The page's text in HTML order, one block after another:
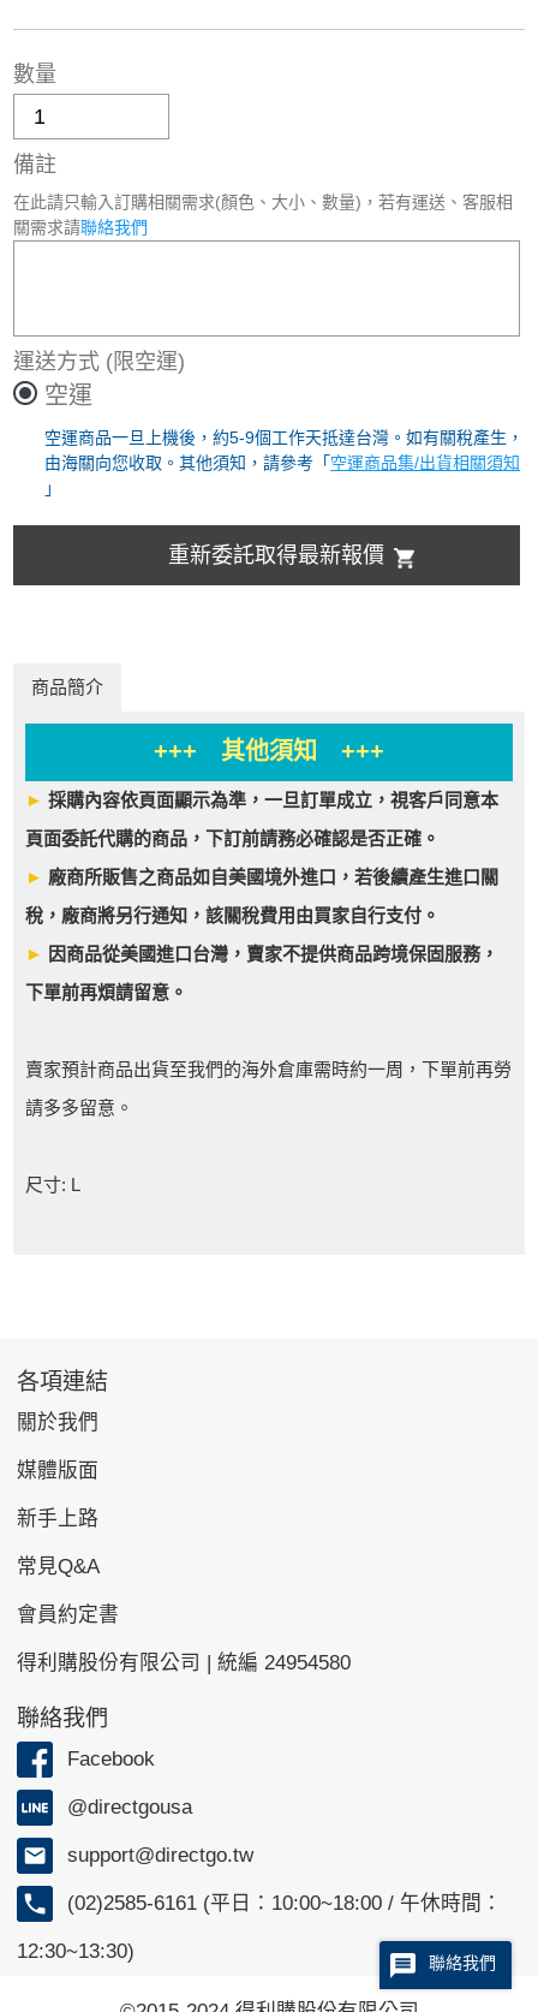
數量
備註
在此請只輸入訂購相關需求(顏色、大小、數量)，若有運送、客服相
關需求請聯絡我們
運送方式 (限空運)
空運
空運商品一旦上機後，約5-9個工作天抵達台灣。如有關稅產生，
由海關向您收取。其他須知，請參考「 空運商品集/出貨相關須知
」
重新委託取得最新報價
商品簡介
+++ 其他須知 +++
►採購內容依頁面顯示為準，一旦訂單成立，視客戶同意本
頁面委託代購的商品，下訂前請務必確認是否正確。
► 廠商所販售之商品如自美國境外進口，若後續產生進口關
稅，廠商將另行通知，該關稅費用由買家自行支付。
► 因商品從美國進口台灣，賣家不提供商品跨境保固服務，
下單前再煩請留意。
賣家預計商品出貨至我們的海外倉庫需時約一周，下單前再勞
請多多留意。
尺寸: L
聯絡我們
各項連結
關於我們
媒體版面
新手上路
常見Q&A
會員約定書
得利購股份有限公司 | 統編 24954580
聯絡我們
Facebook
@directgousa
support@directgo.tw
(02)2585-6161 (平日：10:00~18:00 / 午休時間：
12:30~13:30)